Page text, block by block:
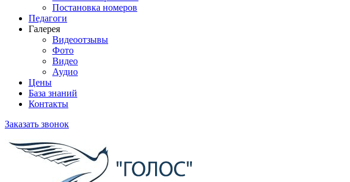
Постановка номеров
Педагоги
Галерея
Видеоотзывы
Фото
Видео
Аудио
Цены
База знаний
Контакты
Заказать звонок